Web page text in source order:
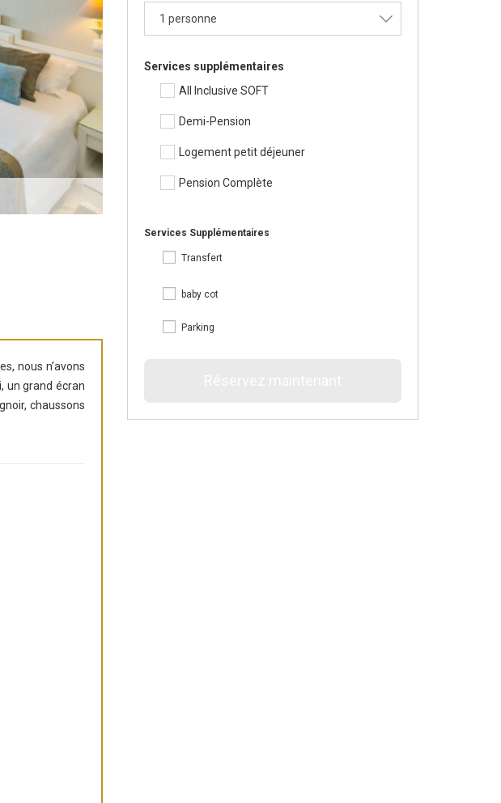
nous n’avons
un grand écran
chaussons
1 personne
Services supplémentaires
All Inclusive SOFT
Demi-Pension
Logement petit déjeuner
Pension Complète
Services Supplémentaires
Transfert
baby cot
Parking